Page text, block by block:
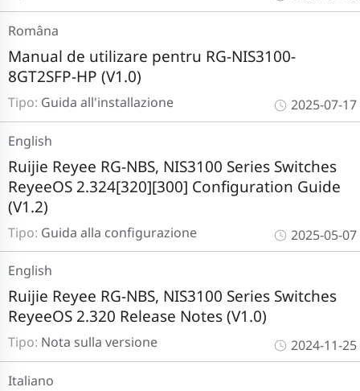
Tipo: Guida all'installazione
Manual de utilizare pentru RG-NIS3100-
8GT2SFP-HP (V1.0)
Româna
2025-07-17
Tipo: Guida alla configurazione
Ruijie Reyee RG-NBS, NIS3100 Series Switches
ReyeeOS 2.324[320][300] Configuration Guide
(V1.2)
English
2025-05-07
Tipo: Nota sulla versione
Ruijie Reyee RG-NBS, NIS3100 Series Switches
ReyeeOS 2.320 Release Notes (V1.0)
English
2024-11-25
Italiano